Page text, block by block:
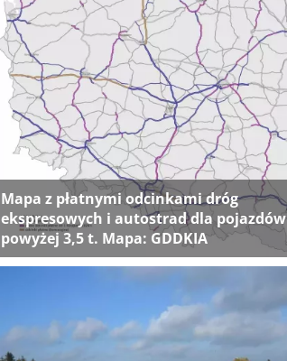
Mapa z płatnymi odcinkami dróg
ekspresowych i autostrad dla pojazdów
powyżej 3,5 t. Mapa: GDDKIA